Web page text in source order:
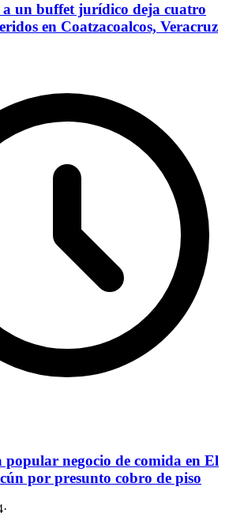
un buffet jurídico deja cuatro
en Coatzacoalcos, Veracruz
negocio de comida en El
por presunto cobro de piso
·